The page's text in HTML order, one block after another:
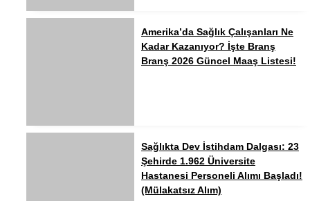
Amerika’da Sağlık Çalışanları Ne
Kadar Kazanıyor? İşte Branş
Branş 2026 Güncel Maaş Listesi!
Sağlıkta Dev İstihdam Dalgası: 23
Şehirde 1.962 Üniversite
Hastanesi Personeli Alımı Başladı!
(Mülakatsız Alım)